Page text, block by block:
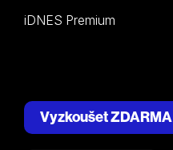
iDNES Premium
Vyzkoušet ZDARMA